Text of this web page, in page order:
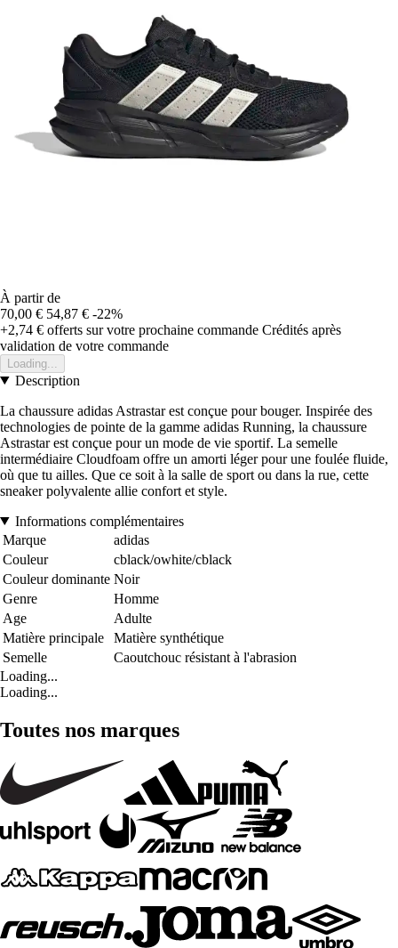
À partir de
70,00 € 54,87 € -22%
+2,74 € offerts sur votre prochaine commande Crédités après
validation de votre commande
Loading...
Description
La chaussure adidas Astrastar est conçue pour bouger. Inspirée des
technologies de pointe de la gamme adidas Running, la chaussure
Astrastar est conçue pour un mode de vie sportif. La semelle
intermédiaire Cloudfoam offre un amorti léger pour une foulée fluide,
où que tu ailles. Que ce soit à la salle de sport ou dans la rue, cette
sneaker polyvalente allie confort et style.
Informations complémentaires
Marque
adidas
Couleur
cblack/owhite/cblack
Couleur dominante Noir
Genre
Homme
Age
Adulte
Matière principale
Matière synthétique
Semelle
Caoutchouc résistant à l'abrasion
Loading...
Loading...
Toutes nos marques